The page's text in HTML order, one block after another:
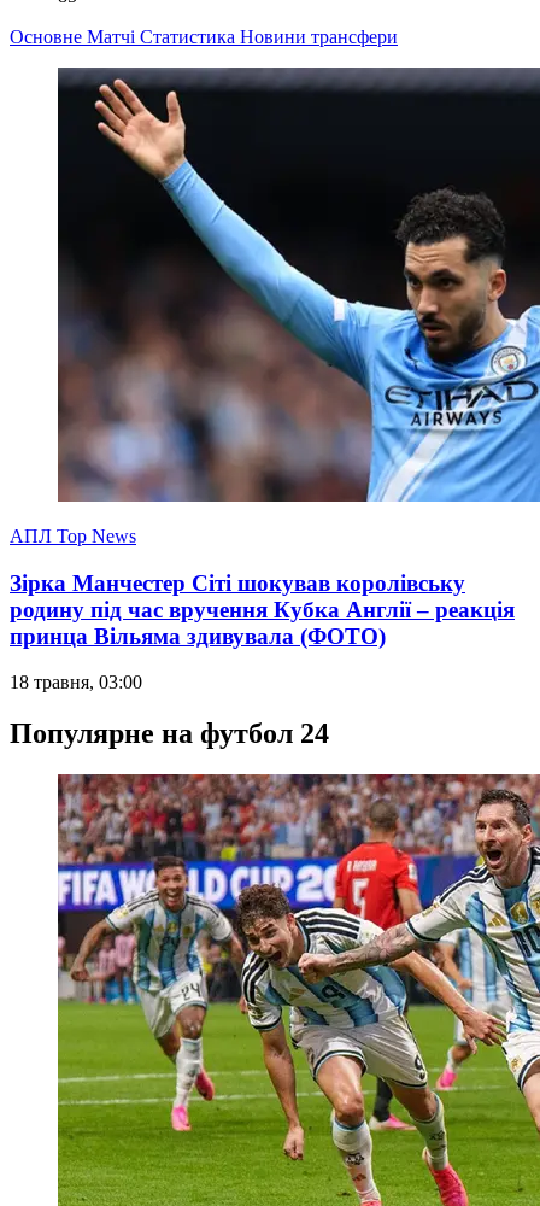
Основне Матчі Статистика Новини трансфери
АПЛ Top News
Зірка Манчестер Сіті шокував королівську
родину під час вручення Кубка Англії – реакція
принца Вільяма здивувала (ФОТО)
18 травня, 03:00
Популярне на футбол 24